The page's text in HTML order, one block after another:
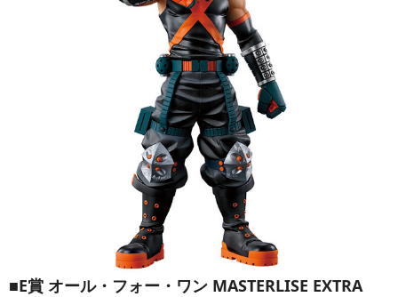
■E賞 オール・フォー・ワン MASTERLISE EXTRA